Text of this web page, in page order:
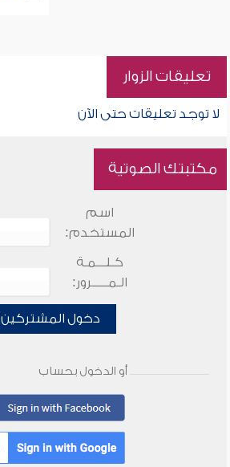
تعليقات الزوار
لا توجد تعليقات حتى الآن
مكتبتك الصوتية
اسم
المستخدم:
كـلـــمـة
الـمـــــرور:
دخول المشتركين
أو الدخول بحساب